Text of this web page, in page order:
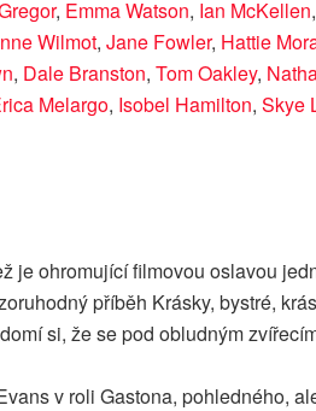
, Emma Watson, Ian McKellen,
Wilmot, Jane Fowler, Hattie
, Dale Branston, Tom Oakley,
Melargo, Isobel Hamilton, Skye
je ohromující filmovou oslavou
příběh Krásky, bystré,
si, že se pod obludným
v roli Gastona, pohledného,